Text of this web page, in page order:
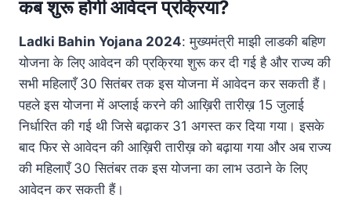
कब शुरू होगी आवेदन प्रक्रिया?
Ladki Bahin Yojana 2024: मुख्यमंत्री माझी लाडकी बहिण
योजना के लिए आवेदन की प्रक्रिया शुरू कर दी गई है और राज्य की
सभी महिलाएँ 30 सितंबर तक इस योजना में आवेदन कर सकती हैं।
पहले इस योजना में अप्लाई करने की आख़िरी तारीख़ 15 जुलाई
निर्धारित की गई थी जिसे बढ़ाकर 31 अगस्त कर दिया गया। इसके
बाद फिर से आवेदन की आख़िरी तारीख़ को बढ़ाया गया और अब राज्य
की महिलाएँ 30 सितंबर तक इस योजना का लाभ उठाने के लिए
आवेदन कर सकती हैं।